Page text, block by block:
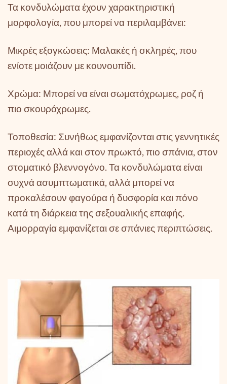
Τα κονδυλώματα έχουν χαρακτηριστική
μορφολογία, που μπορεί να περιλαμβάνει:
Μικρές εξογκώσεις: Μαλακές ή σκληρές, που
ενίοτε μοιάζουν με κουνουπίδι.
Χρώμα: Μπορεί να είναι σωματόχρωμες, ροζ ή
πιο σκουρόχρωμες.
Τοποθεσία: Συνήθως εμφανίζονται στις γεννητικές
περιοχές αλλά και στον πρωκτό, πιο σπάνια, στον
στοματικό βλεννογόνο. Τα κονδυλώματα είναι
συχνά ασυμπτωματικά, αλλά μπορεί να
προκαλέσουν φαγούρα ή δυσφορία και πόνο
κατά τη διάρκεια της σεξουαλικής επαφής.
Αιμορραγία εμφανίζεται σε σπάνιες περιπτώσεις.